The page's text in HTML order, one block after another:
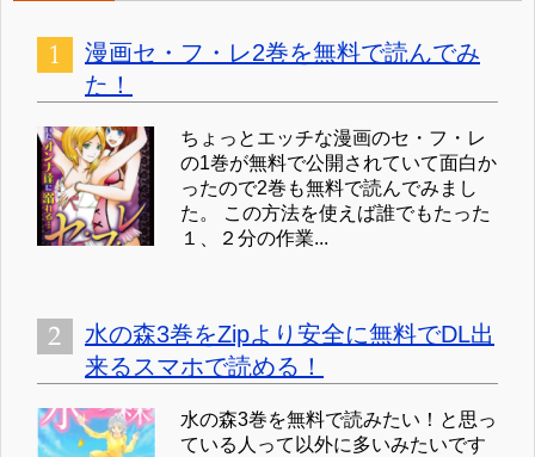
漫画セ・フ・レ2巻を無料で読んでみ
た！
ちょっとエッチな漫画のセ・フ・レ
の1巻が無料で公開されていて面白か
ったので2巻も無料で読んでみまし
た。 この方法を使えば誰でもたった
１、２分の作業...
水の森3巻をZipより安全に無料でDL出
来るスマホで読める！
水の森3巻を無料で読みたい！と思っ
ている人って以外に多いみたいです